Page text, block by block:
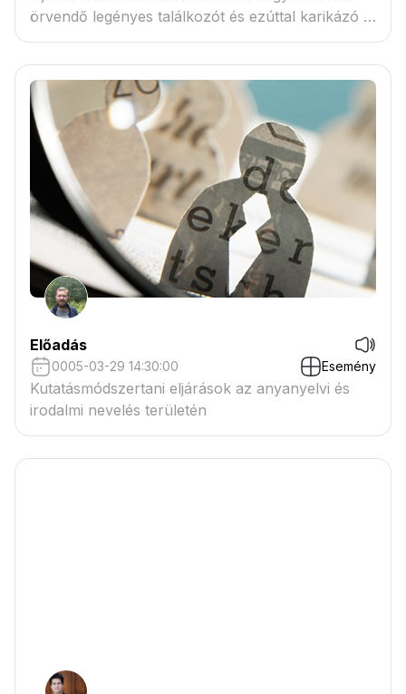
örvendő legényes találkozót és ezúttal karikázó is
lesz
Előadás
0005-03-29 14:30:00 Esemény
Kutatásmódszertani eljárások az anyanyelvi és
irodalmi nevelés területén